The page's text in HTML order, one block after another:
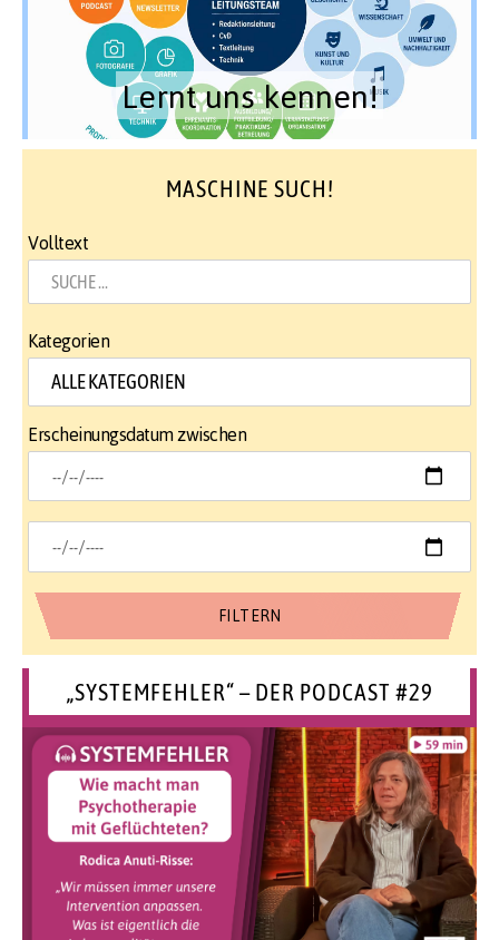
Lernt uns kennen!
MASCHINE SUCH!
Volltext
Kategorien
Erscheinungsdatum zwischen
„SYSTEMFEHLER“ – DER PODCAST #29